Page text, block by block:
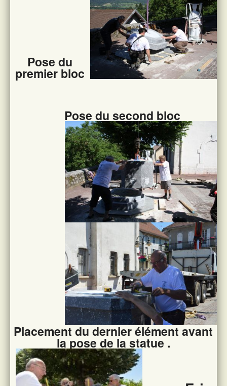
Pose du
premier bloc
Pose du second bloc
Placement du dernier élément avant
la pose de la statue .